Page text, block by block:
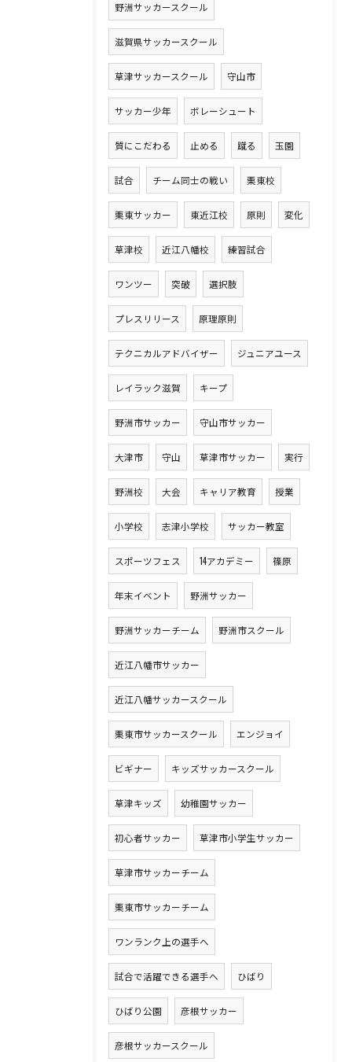
野洲サッカースクール
滋賀県サッカースクール
草津サッカースクール 守山市
サッカー少年 ボレーシュート
質にこだわる 止める 蹴る 玉園
試合 チーム同士の戦い 栗東校
栗東サッカー 東近江校 原則 変化
草津校 近江八幡校 練習試合
ワンツー 突破 選択肢
プレスリリース 原理原則
テクニカルアドバイザー ジュニアユース
レイラック滋賀 キープ
野洲市サッカー 守山市サッカー
大津市 守山 草津市サッカー 実行
野洲校 大会 キャリア教育 授業
小学校 志津小学校 サッカー教室
スポーツフェス 14アカデミー 篠原
年末イベント 野洲サッカー
野洲サッカーチーム 野洲市スクール
近江八幡市サッカー
近江八幡サッカースクール
栗東市サッカースクール エンジョイ
ビギナー キッズサッカースクール
草津キッズ 幼稚園サッカー
初心者サッカー 草津市小学生サッカー
草津市サッカーチーム
栗東市サッカーチーム
ワンランク上の選手へ
試合で活躍できる選手へ ひばり
ひばり公園 彦根サッカー
彦根サッカースクール